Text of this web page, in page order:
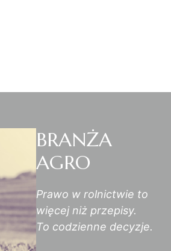
BRANŻA
AGRO
Prawo w rolnictwie to
więcej niż przepisy.
To codzienne decyzje.